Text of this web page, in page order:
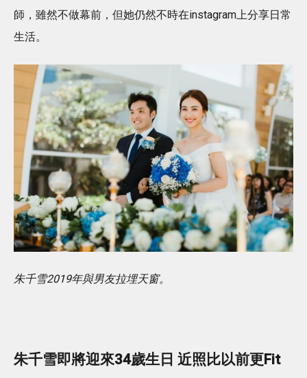
師，雖然不做幕前，但她仍然不時在instagram上分享日常
生活。
朱千雪2019年與男友拉埋天窗。
朱千雪即將迎來34歲生日 近照比以前更Fit